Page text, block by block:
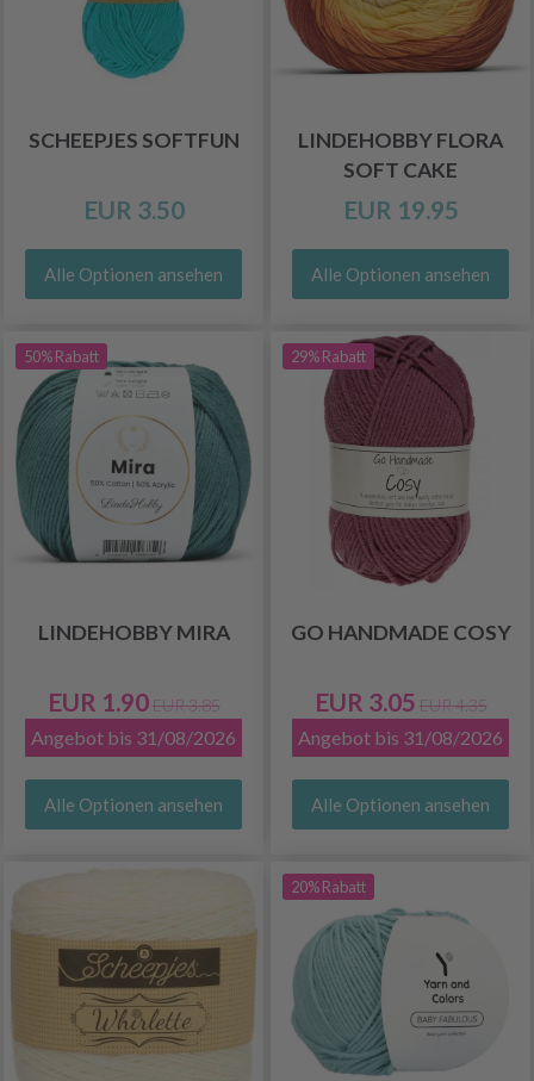
SCHEEPJES SOFTFUN
EUR 3.50
Alle Optionen ansehen
LINDEHOBBY FLORA
SOFT CAKE
EUR 19.95
Alle Optionen ansehen
50% Rabatt
LINDEHOBBY MIRA
EUR 1.90 EUR 3.85
Angebot bis 31/08/2026
Alle Optionen ansehen
29% Rabatt
GO HANDMADE COSY
EUR 3.05 EUR 4.35
Angebot bis 31/08/2026
Alle Optionen ansehen
20% Rabatt